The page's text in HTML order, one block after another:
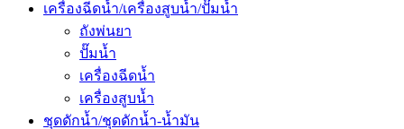
เครื่องฉีดน้ำ/เครื่องสูบน้ำ/ปั๊มน้ำ
ถังพ่นยา
ปั๊มน้ำ
เครื่องฉีดน้ำ
เครื่องสูบน้ำ
ชุดดักน้ำ/ชุดดักน้ำ-น้ำมัน